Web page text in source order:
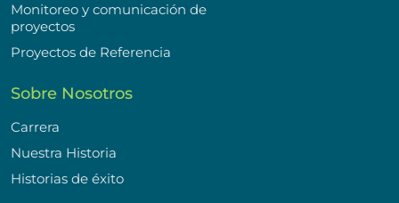
Monitoreo y comunicación de
proyectos
Proyectos de Referencia
Sobre Nosotros
Carrera
Nuestra Historia
Historias de éxito